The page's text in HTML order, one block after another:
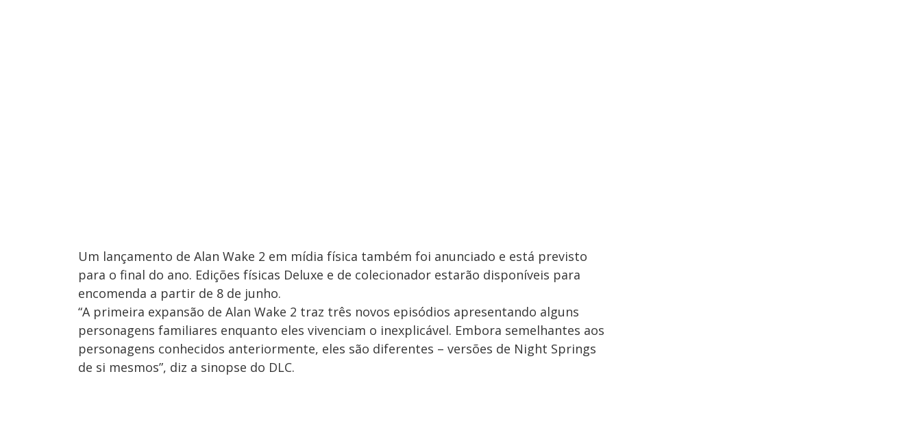
Um lançamento de Alan Wake 2 em mídia física também foi anunciado e está previsto
para o final do ano. Edições físicas Deluxe e de colecionador estarão disponíveis para
encomenda a partir de 8 de junho.
“A primeira expansão de Alan Wake 2 traz três novos episódios apresentando alguns
personagens familiares enquanto eles vivenciam o inexplicável. Embora semelhantes aos
personagens conhecidos anteriormente, eles são diferentes – versões de Night Springs
de si mesmos”, diz a sinopse do DLC.